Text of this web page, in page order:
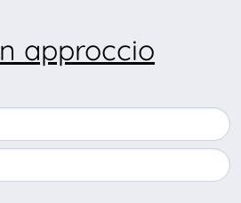
approccio